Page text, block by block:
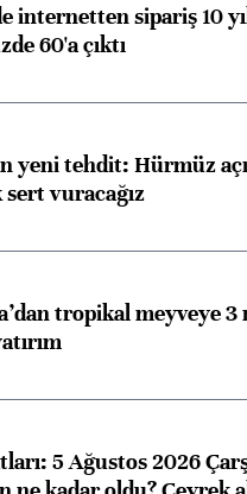
internetten sipariş 10
60'a çıktı
yeni tehdit: Hürmüz
sert vuracağız
tropikal meyveye
5 Ağustos 2026